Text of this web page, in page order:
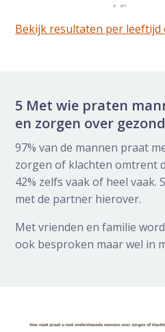
Bekijk resultaten per leeftijd
5 Met wie praten
en zorgen over
97% van de mannen praat
zorgen of klachten omtrent
42% zelfs vaak of heel vaak.
met de partner hierover.
Met vrienden en familie
ook besproken maar wel in